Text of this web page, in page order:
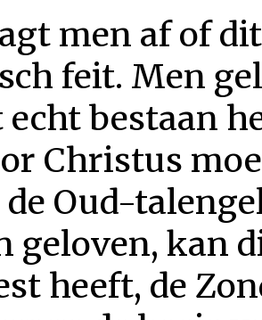
men af of
feit. Men
echt bestaan
Christus
Oud-
geloven, kan
heeft, de